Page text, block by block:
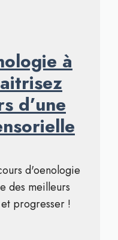
à
d’une
d'oenologie
des meilleurs
progresser !